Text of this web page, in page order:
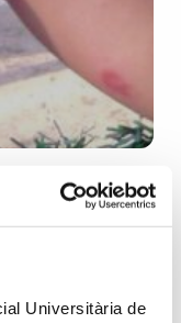
Universitària de